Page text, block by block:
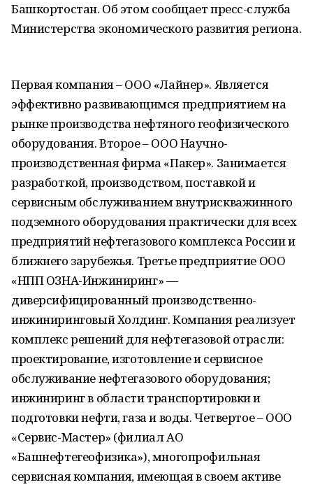
Башкортостан. Об этом сообщает пресс-служба
Министерства экономического развития региона.
Первая компания – ООО «Лайнер». Является
эффективно развивающимся предприятием на
рынке производства нефтяного геофизического
оборудования. Второе – ООО Научно-
производственная фирма «Пакер». Занимается
разработкой, производством, поставкой и
сервисным обслуживанием внутрискважинного
подземного оборудования практически для всех
предприятий нефтегазового комплекса России и
ближнего зарубежья. Третье предприятие ООО
«НПП ОЗНА-Инжиниринг» —
диверсифицированный производственно-
инжиниринговый Холдинг. Компания реализует
комплекс решений для нефтегазовой отрасли:
проектирование, изготовление и сервисное
обслуживание нефтегазового оборудования;
инжиниринг в области транспортировки и
подготовки нефти, газа и воды. Четвертое – ООО
«Сервис-Мастер» (филиал АО
«Башнефтегеофизика»), многопрофильная
сервисная компания, имеющая в своем активе